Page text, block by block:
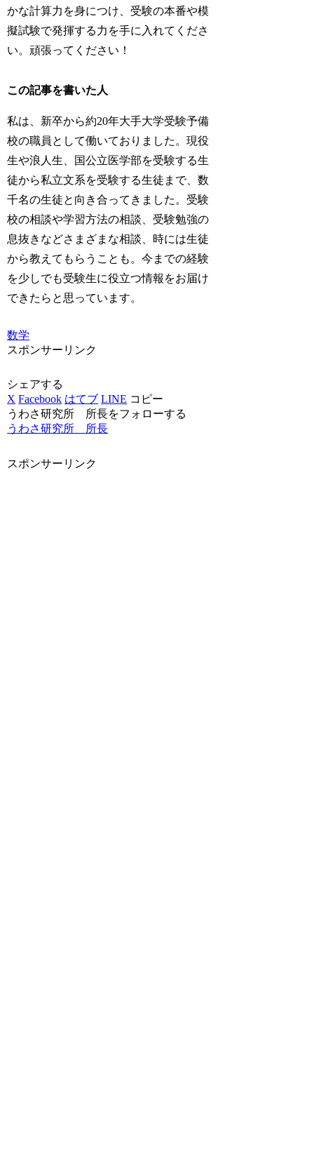
かな計算力を身につけ、受験の本番や模
擬試験で発揮する力を手に入れてくださ
い。頑張ってください！
この記事を書いた人
私は、新卒から約20年大手大学受験予備
校の職員として働いておりました。現役
生や浪人生、国公立医学部を受験する生
徒から私立文系を受験する生徒まで、数
千名の生徒と向き合ってきました。受験
校の相談や学習方法の相談、受験勉強の
息抜きなどさまざまな相談、時には生徒
から教えてもらうことも。今までの経験
を少しでも受験生に役立つ情報をお届け
できたらと思っています。
数学
スポンサーリンク
シェアする
X Facebook はてブ LINE コピー
うわさ研究所 所長をフォローする
うわさ研究所 所長
スポンサーリンク